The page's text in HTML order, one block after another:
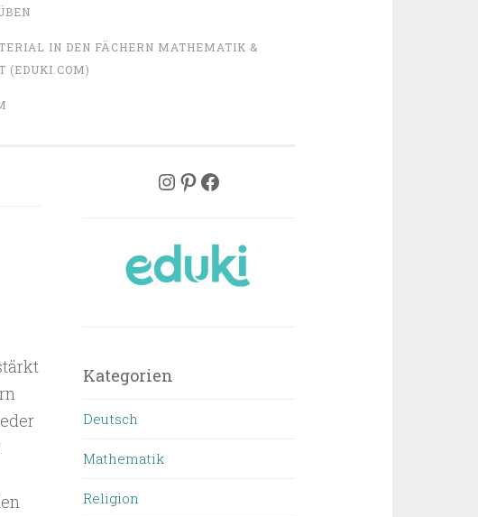
IN DEN FÄCHERN MATHEMATIK &
(EDUKI.COM)
uksmaterial
Pinterest
Facebook
Kategorien
Deutsch
Mathematik
Religion